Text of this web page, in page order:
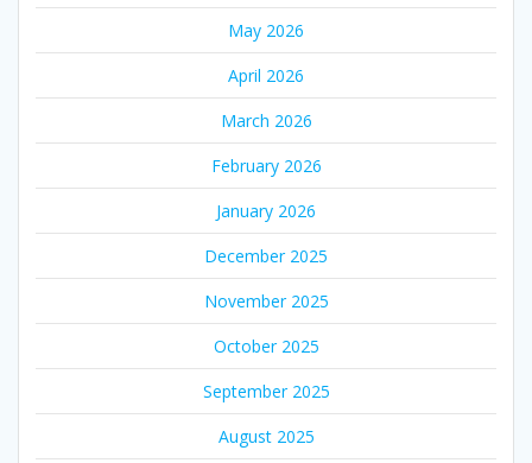
May 2026
April 2026
March 2026
February 2026
January 2026
December 2025
November 2025
October 2025
September 2025
August 2025